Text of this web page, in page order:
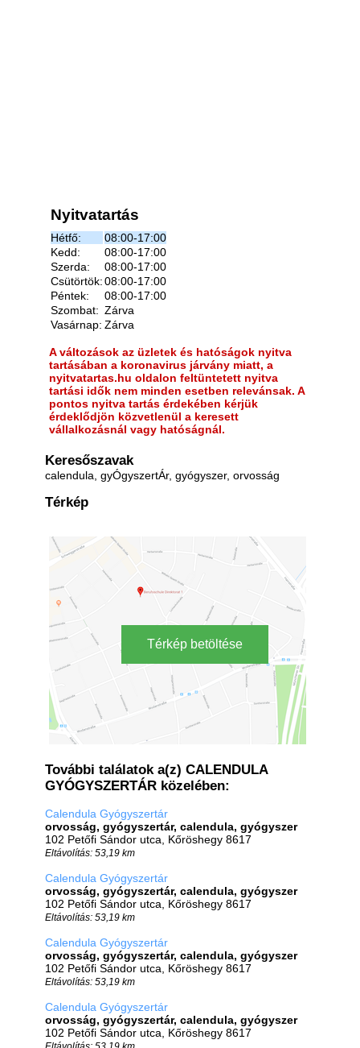
Nyitvatartás
Hétfő:
08:00-17:00
Kedd:
08:00-17:00
Szerda:
08:00-17:00
Csütörtök:08:00-17:00
Péntek:
08:00-17:00
Szombat: Zárva
Vasárnap: Zárva
A változások az üzletek és hatóságok nyitva
tartásában a koronavirus járvány miatt, a
nyitvatartas.hu oldalon feltüntetett nyitva
tartási idők nem minden esetben relevánsak. A
pontos nyitva tartás érdekében kérjük
érdeklődjön közvetlenül a keresett
vállalkozásnál vagy hatóságnál.
Keresőszavak
calendula, gyÓgyszertÁr, gyógyszer, orvosság
Térkép
Térkép betöltése
További találatok a(z) CALENDULA
GYÓGYSZERTÁR közelében:
Calendula Gyógyszertár
orvosság, gyógyszertár, calendula, gyógyszer
102 Petőfi Sándor utca, Kőröshegy 8617
Eltávolítás: 53,19 km
Calendula Gyógyszertár
orvosság, gyógyszertár, calendula, gyógyszer
102 Petőfi Sándor utca, Kőröshegy 8617
Eltávolítás: 53,19 km
Calendula Gyógyszertár
orvosság, gyógyszertár, calendula, gyógyszer
102 Petőfi Sándor utca, Kőröshegy 8617
Eltávolítás: 53,19 km
Calendula Gyógyszertár
orvosság, gyógyszertár, calendula, gyógyszer
102 Petőfi Sándor utca, Kőröshegy 8617